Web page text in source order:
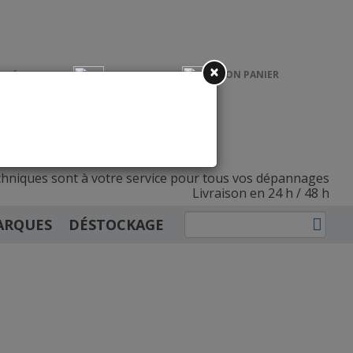
DÉSTOCKAGE
sont à votre servicepour tous vos dépannages
Livraison en 24 h / 48 h
CRÉER UN CONNEXION MON PANIER
×